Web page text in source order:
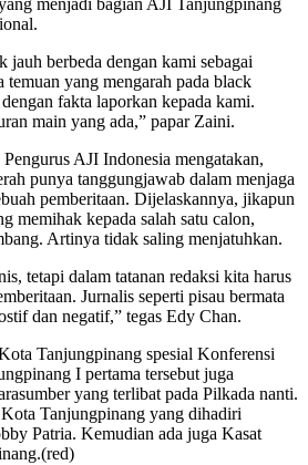
menjadi bagian AJI Tanjungpinang
jauh berbeda dengan kami sebagai
temuan yang mengarah pada black
fakta laporkan kepada kami.
main yang ada,” papar Zaini.
AJI Indonesia mengatakan,
punya tanggungjawab dalam menjaga
pemberitaan. Dijelaskannya, jikapun
memihak kepada salah satu calon,
Artinya tidak saling menjatuhkan.
tetapi dalam tatanan redaksi kita harus
Jurnalis seperti pisau bermata
dan negatif,” tegas Edy Chan.
Tanjungpinang spesial Konferensi
I pertama tersebut juga
yang terlibat pada Pilkada nanti.
Tanjungpinang yang dihadiri
Patria. Kemudian ada juga Kasat